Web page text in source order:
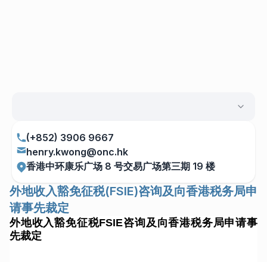
(+852) 3906 9667
henry.kwong@onc.hk
香港中环康乐广场 8 号交易广场第三期 19 楼
外地收入豁免征税(FSIE)咨询及向香港税务局申
请事先裁定
外地收入豁免征税FSIE咨询及向香港税务局申请事
先裁定